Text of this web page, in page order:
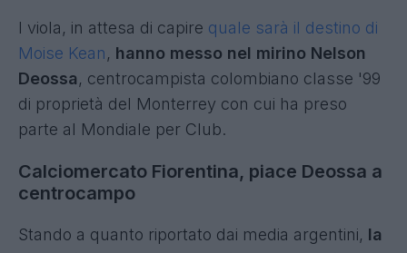
I viola, in attesa di capire quale sarà il destino di
Moise Kean, hanno messo nel mirino Nelson
Deossa, centrocampista colombiano classe '99
di proprietà del Monterrey con cui ha preso
parte al Mondiale per Club.
Calciomercato Fiorentina, piace Deossa a
centrocampo
Stando a quanto riportato dai media argentini, la